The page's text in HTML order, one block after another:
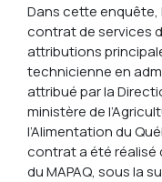
Dans cette enquête,
contrat de services
attributions
technicienne en
attribué par la
ministère de
l’Alimentation du
contrat a été réalisé
du MAPAQ, sous la